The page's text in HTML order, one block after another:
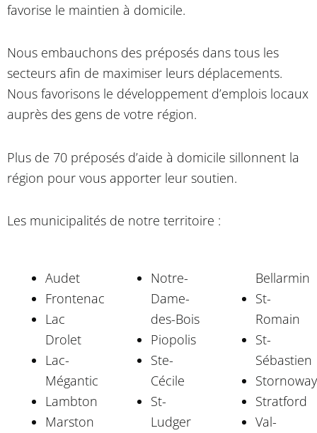
favorise le maintien à domicile.
Nous embauchons des préposés dans tous les
secteurs afin de maximiser leurs déplacements.
Nous favorisons le développement d’emplois locaux
auprès des gens de votre région.
Plus de 70 préposés d’aide à domicile sillonnent la
région pour vous apporter leur soutien.
Les municipalités de notre territoire :
Audet
Frontenac
Lac
Drolet
Lac-
Mégantic
Lambton
Marston
Notre-
Dame-
des-Bois
Piopolis
Ste-
Cécile
St-
Ludger
Bellarmin
St-
Romain
St-
Sébastien
Stornoway
Stratford
Val-